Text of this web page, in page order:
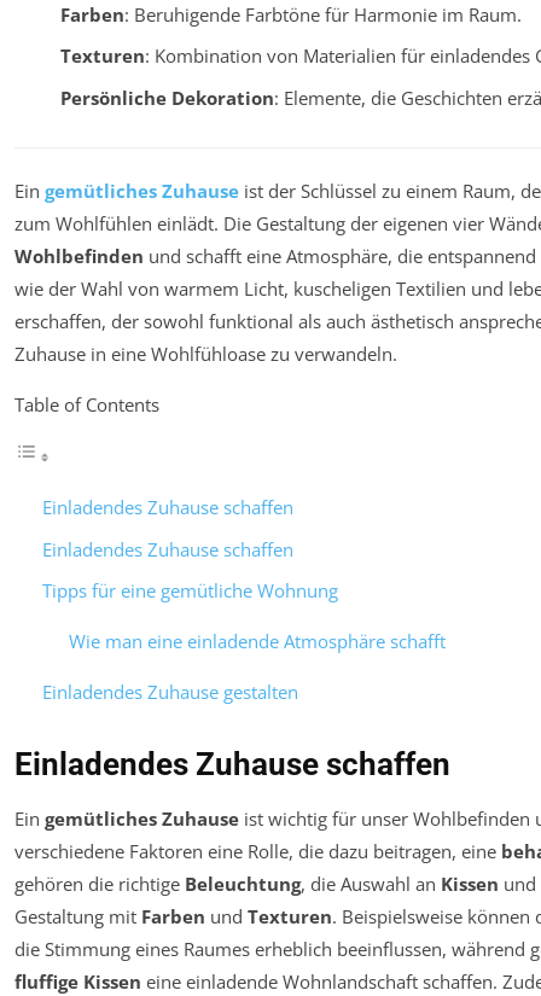
Farben: Beruhigende Farbtöne für Harmonie im Raum.
Texturen: Kombination von Materialien für einladendes
Persönliche Dekoration: Elemente, die Geschichten
Ein gemütliches Zuhause ist der Schlüssel zu einem Raum,
zum Wohlfühlen einlädt. Die Gestaltung der eigenen vier
Wohlbefinden und schafft eine Atmosphäre, die
wie der Wahl von warmem Licht, kuscheligen Textilien und
erschaffen, der sowohl funktional als auch ästhetisch
Zuhause in eine Wohlfühloase zu verwandeln.
Table of Contents
Einladendes Zuhause schaffen
Einladendes Zuhause schaffen
Tipps für eine gemütliche Wohnung
Wie man eine einladende Atmosphäre schafft
Einladendes Zuhause gestalten
Einladendes Zuhause schaffen
Ein gemütliches Zuhause ist wichtig für unser Wohlbefinden
verschiedene Faktoren eine Rolle, die dazu beitragen, eine
gehören die richtige Beleuchtung, die Auswahl an Kissen und
Gestaltung mit Farben und Texturen. Beispielsweise
die Stimmung eines Raumes erheblich beeinflussen, während
fluffige Kissen eine einladende Wohnlandschaft schaffen.